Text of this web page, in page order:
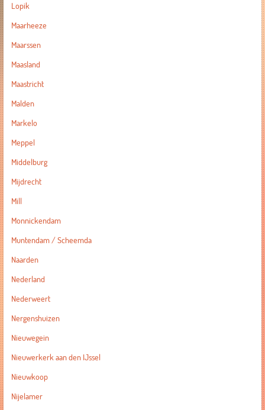
Lopik
Maarheeze
Maarssen
Maasland
Maastricht
Malden
Markelo
Meppel
Middelburg
Mijdrecht
Mill
Monnickendam
Muntendam / Scheemda
Naarden
Nederland
Nederweert
Nergenshuizen
Nieuwegein
Nieuwerkerk aan den IJssel
Nieuwkoop
Nijelamer